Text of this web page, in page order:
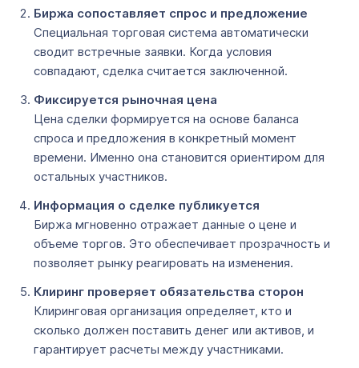
Биржа сопоставляет спрос и предложение
Специальная торговая система автоматически
сводит встречные заявки. Когда условия
совпадают, сделка считается заключенной.
Фиксируется рыночная цена
Цена сделки формируется на основе баланса
спроса и предложения в конкретный момент
времени. Именно она становится ориентиром для
остальных участников.
Информация о сделке публикуется
Биржа мгновенно отражает данные о цене и
объеме торгов. Это обеспечивает прозрачность и
позволяет рынку реагировать на изменения.
Клиринг проверяет обязательства сторон
Клиринговая организация определяет, кто и
сколько должен поставить денег или активов, и
гарантирует расчеты между участниками.